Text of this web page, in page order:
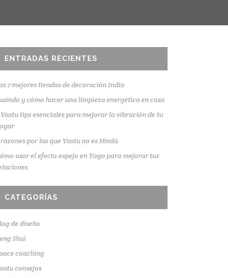
ENTRADAS RECIENTES
7 mejores tiendas de decoración India
y cómo hacer una limpieza energética en casa
Vastu tips esenciales para mejorar la vibración de tu
por las que Vastu no es Hindú
usar el efecto espejo en Yoga para mejorar tus
CATEGORÍAS
de diseño
Shui
coaching
consejos